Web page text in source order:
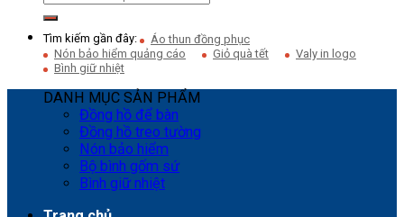
Tìm kiếm gần đây:
Áo thun đồng phục
Nón bảo hiểm quảng cáo
Giỏ quà tết
Valy in logo
Bình giữ nhiệt
DANH MỤC SẢN PHẨM
Đồng hồ để bàn
Đồng hồ treo tường
Nón bảo hiểm
Bộ bình gốm sứ
Bình giữ nhiệt